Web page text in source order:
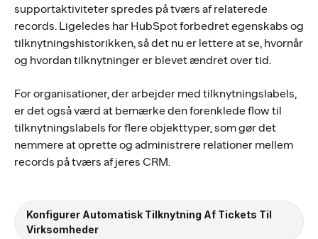
supportaktiviteter spredes på tværs af relaterede
records. Ligeledes har HubSpot forbedret egenskabs og
tilknytningshistorikken, så det nu er lettere at se, hvornår
og hvordan tilknytninger er blevet ændret over tid.
For organisationer, der arbejder med tilknytningslabels,
er det også værd at bemærke den forenklede flow til
tilknytningslabels for flere objekttyper, som gør det
nemmere at oprette og administrere relationer mellem
records på tværs af jeres CRM.
Konfigurer Automatisk Tilknytning Af Tickets Til
Virksomheder